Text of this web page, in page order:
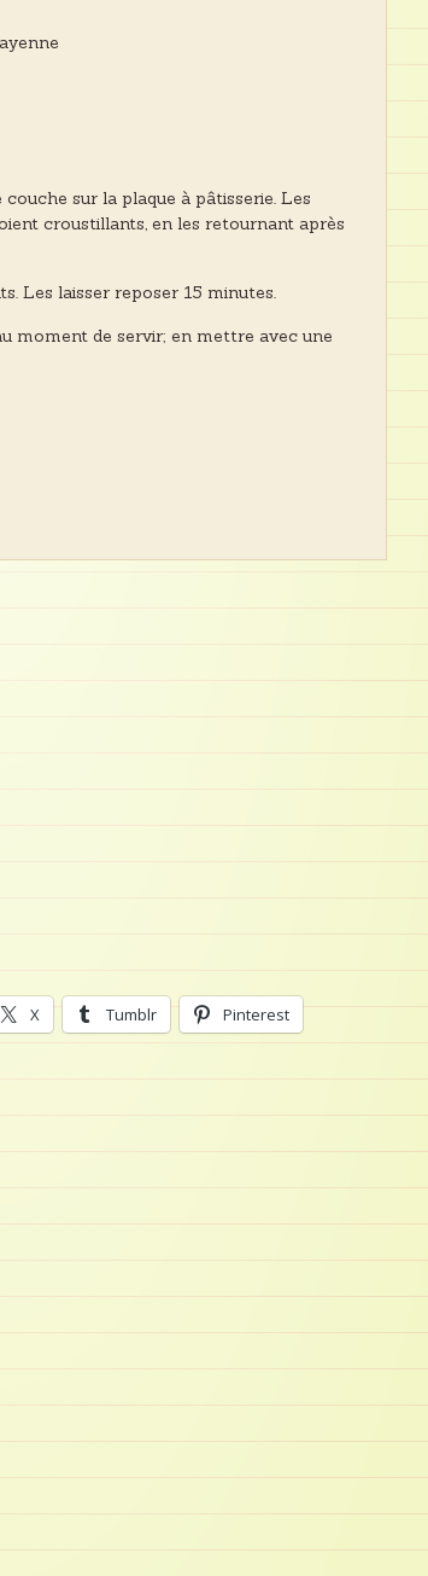
sur la plaque à pâtisserie. Les
croustillants, en les retournant après
Les laisser reposer 15 minutes.
moment de servir; en mettre avec une
X Tumblr Pinterest